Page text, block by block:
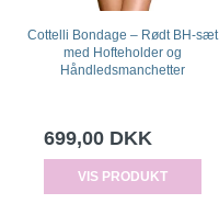
Cottelli Bondage – Rødt BH-sæt
med Hofteholder og
Håndledsmanchetter
699,00 DKK
VIS PRODUKT